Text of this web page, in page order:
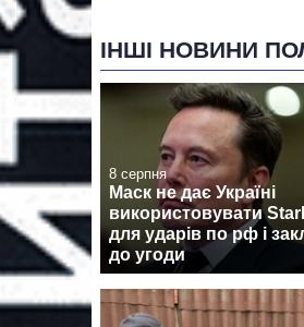
ІНШІ НОВИНИ
8 серпня
Маск не дає Україні
використовувати
для ударів по рф і
до угоди